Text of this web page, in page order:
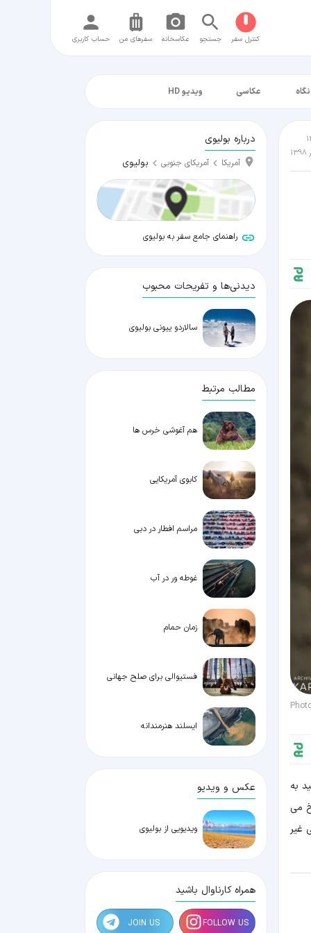
کنترل سفر جستجو عکاسخانه سفر‌های من حساب کاربری
عکاسی ویدیو HD
به
می
غیر
درباره بولیوی
آمریکا آمریکای جنوبی بولیوی
راهنمای جامع سفر به بولیوی
دیدنی‌ها و تفریحات محبوب
سالاردو ییونی بولیوی
مطالب مرتبط
هم آغوشی خرس ها
کابوی آمریکایی
مراسم افطار در دبی
غوطه ور در آب
زمان حمام
فستیوالی برای صلح جهانی
ایسلند هنرمندانه
عکس و ویدیو
ویدیویی از بولیوی
همراه کارناوال باشید
FOLLOW US
JOIN US